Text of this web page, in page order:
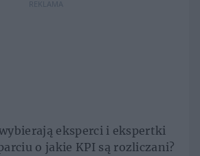
REKLAMA
eksperci i ekspertki
o jakie KPI są rozliczani?